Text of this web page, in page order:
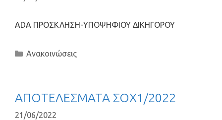
ADA ΠΡΟΣΚΛΗΣΗ-ΥΠΟΨΗΦΙOY ΔΙΚΗΓΟΡOY
Ανακοινώσεις
ΑΠΟΤΕΛΕΣΜΑΤΑ ΣΟΧ1/2022
21/06/2022